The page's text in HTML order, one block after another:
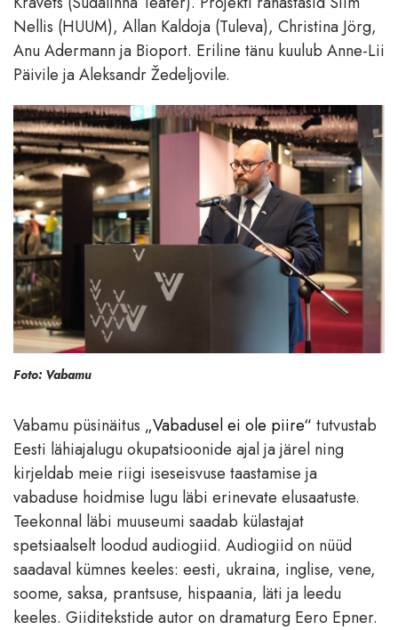
Nellis (HUUM), Allan Kaldoja (Tuleva), Christina Jörg,
Anu Adermann ja Bioport. Eriline tänu kuulub Anne-Lii
Päivile ja Aleksandr Žedeljovile.
Foto: Vabamu
Vabamu püsinäitus „Vabadusel ei ole piire“ tutvustab
Eesti lähiajalugu okupatsioonide ajal ja järel ning
kirjeldab meie riigi iseseisvuse taastamise ja
vabaduse hoidmise lugu läbi erinevate elusaatuste.
Teekonnal läbi muuseumi saadab külastajat
spetsiaalselt loodud audiogiid. Audiogiid on nüüd
saadaval kümnes keeles: eesti, ukraina, inglise, vene,
soome, saksa, prantsuse, hispaania, läti ja leedu
keeles. Giiditekstide autor on dramaturg Eero Epner.